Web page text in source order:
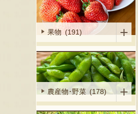
果物 (191)
農産物･野菜 (178)